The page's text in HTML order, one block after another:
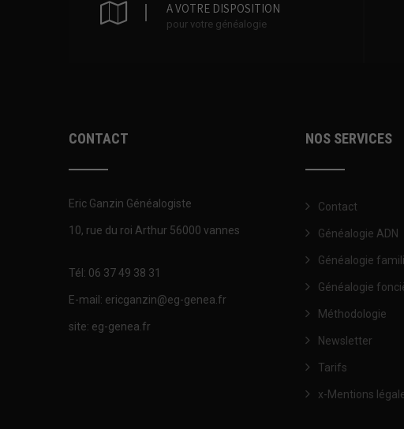
A VOTRE DISPOSITION
pour votre généalogie
CONTACT
Eric Ganzin Généalogiste
10, rue du roi Arthur 56000 vannes
Tél: 06 37 49 38 31
E-mail: ericganzin@eg-genea.fr
site: eg-genea.fr
NOS SERVICES
Contact
Généalogie ADN
Généalogie
Généalogie
Méthodologie
Newsletter
Tarifs
x-Mentions